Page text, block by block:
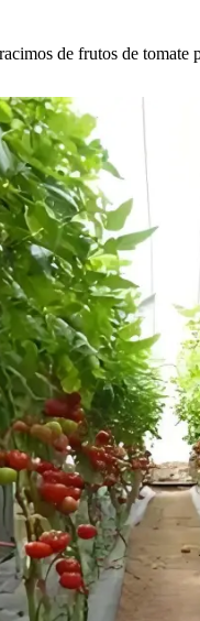
de frutos de